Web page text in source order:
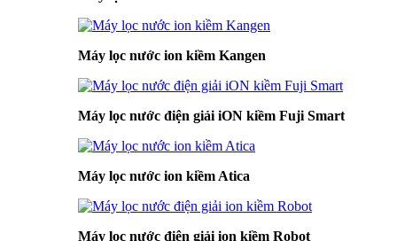
Máy lọc nước ion kiềm Kangen
Máy lọc nước điện giải iON kiềm Fuji Smart
Máy lọc nước ion kiềm Atica
Máy lọc nước điện giải ion kiềm Robot